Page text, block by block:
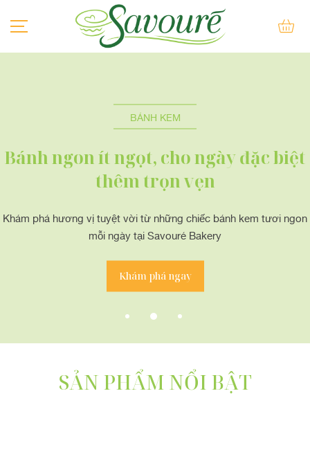
BÁNH NƯỚNG
BÁNH MÌ QUE
SẢN PHẨM KHÁC
BÁNH KEM
Bánh ngon ít ngọt, cho ngày đặc biệt
thêm trọn vẹn
Khám phá hương vị tuyệt vời từ những chiếc bánh kem tươi ngon
mỗi ngày tại Savouré Bakery
Khám phá ngay
SẢN PHẨM NỔI BẬT